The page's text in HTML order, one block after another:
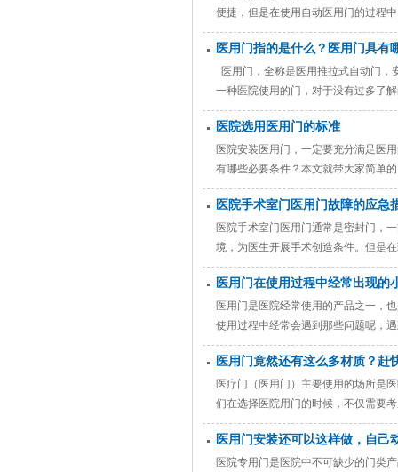
便捷，但是在使用自动医用门的过程
要在医用门快关闭时或医用门关闭时
医用门指的是什么？医用门具有
医用门，全称是医用推拉式自动门
一种医院使用的门，对于没有过多了
再局限于限制人们进出，在医疗过程
医院选用医用门的标准
医院安装医用门，一定要充分满足医
有哪些必要条件？本文就带大家简单
须隔离噪声、辐射源、气体流动性等
摸显示屏手
医院手术室门医用门故障的应急
医院手术室门医用门通常是密封门，
境，为医生开展手术创造条件。但是
障呢？ 1、医院手术室自动门运行的
烁开门信号，导致门体常开不关
医用门在使用过程中经常出现的
医用门是医院经常使用的产品之一，
使用过程中经常会遇到那些问题呢，
高，在进出过程中，难免会磕碰到门
&nb
医用门竟然还有这么多材质？赶
医疗门（医用门）主要使用的场所是
们在选择医院用门的时候，不仅需要
属材料 在各种工程材料，最广泛使用
满足不同的功能和使用的抗
医用门安装还可以这样做，自己
医院专用门是医院中不可缺少的门类